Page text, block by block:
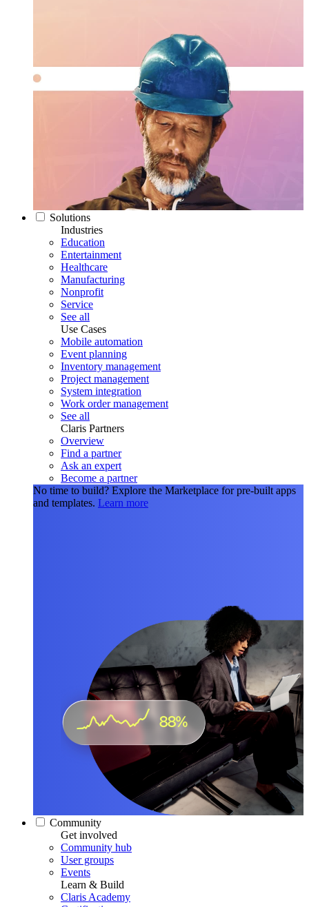
Solutions
Industries
Education
Entertainment
Healthcare
Manufacturing
Nonprofit
Service
See all
Use Cases
Mobile automation
Event planning
Inventory management
Project management
System integration
Work order management
See all
Claris Partners
Overview
Find a partner
Ask an expert
Become a partner
No time to build? Explore the Marketplace for pre-built apps
and templates. Learn more
Community
Get involved
Community hub
User groups
Events
Learn & Build
Claris Academy